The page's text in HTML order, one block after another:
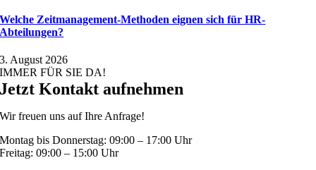
Welche Zeitmanagement-Methoden eignen sich für HR-
Abteilungen?
3. August 2026
IMMER FÜR SIE DA!
Jetzt Kontakt aufnehmen
Wir freuen uns auf Ihre Anfrage!
Montag bis Donnerstag: 09:00 – 17:00 Uhr
Freitag: 09:00 – 15:00 Uhr